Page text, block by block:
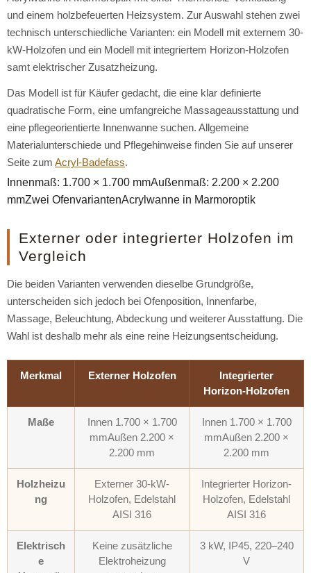
und einem holzbefeuerten Heizsystem. Zur Auswahl stehen zwei
technisch unterschiedliche Varianten: ein Modell mit externem 30-
kW-Holzofen und ein Modell mit integriertem Horizon-Holzofen
samt elektrischer Zusatzheizung.
Das Modell ist für Käufer gedacht, die eine klar definierte
quadratische Form, eine umfangreiche Massageausstattung und
eine pflegeorientierte Innenwanne suchen. Allgemeine
Materialunterschiede und Pflegehinweise finden Sie auf unserer
Seite zum Acryl-Badefass.
Innenmaß: 1.700 × 1.700 mmAußenmaß: 2.200 × 2.200
mmZwei OfenvariantenAcrylwanne in Marmoroptik
Externer oder integrierter Holzofen im
Vergleich
Die beiden Varianten verwenden dieselbe Grundgröße,
unterscheiden sich jedoch bei Ofenposition, Innenfarbe,
Massage, Beleuchtung, Abdeckung und weiterer Ausstattung. Die
Wahl ist deshalb mehr als eine reine Heizungsentscheidung.
Merkmal Externer Holzofen
Integrierter
Horizon-Holzofen
Maße
Innen 1.700 × 1.700
mmAußen 2.200 ×
2.200 mm
Innen 1.700 × 1.700
mmAußen 2.200 ×
2.200 mm
Holzheizu
ng
Externer 30-kW-
Holzofen, Edelstahl
AISI 316
Integrierter Horizon-
Holzofen, Edelstahl
AISI 316
Elektrisch
e
Keine zusätzliche
Elektroheizung
3 kW, IP45, 220–240
V